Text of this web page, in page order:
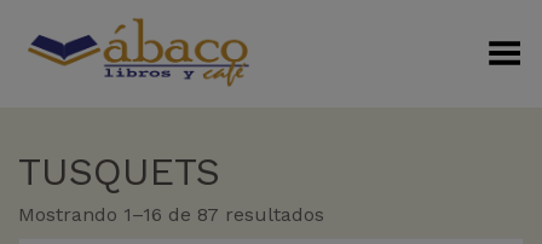
Menú Alterno
TUSQUETS
Mostrando 1–16 de 87 resultados